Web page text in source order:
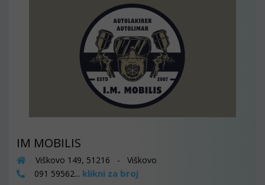
IM MOBILIS
Viškovo 149, 51216 - Viškovo
091 59562... klikni za broj